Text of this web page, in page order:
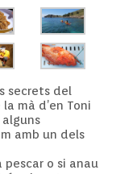
secrets del
mà d’en Toni
alguns
amb un dels
pescar o si anau